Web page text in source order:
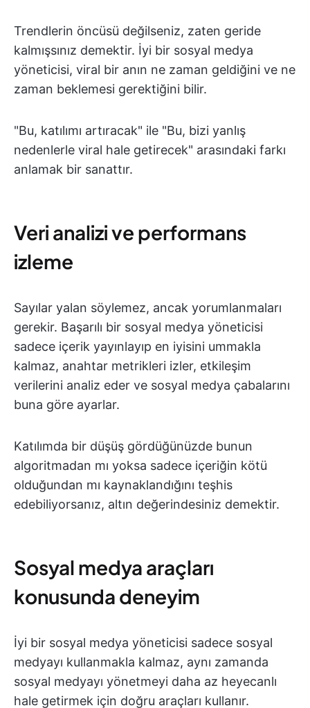
Trendlerin öncüsü değilseniz, zaten geride
kalmışsınız demektir. İyi bir sosyal medya
yöneticisi, viral bir anın ne zaman geldiğini ve ne
zaman beklemesi gerektiğini bilir.
"Bu, katılımı artıracak" ile "Bu, bizi yanlış
nedenlerle viral hale getirecek" arasındaki farkı
anlamak bir sanattır.
Veri analizi ve performans
izleme
Sayılar yalan söylemez, ancak yorumlanmaları
gerekir. Başarılı bir sosyal medya yöneticisi
sadece içerik yayınlayıp en iyisini ummakla
kalmaz, anahtar metrikleri izler, etkileşim
verilerini analiz eder ve sosyal medya çabalarını
buna göre ayarlar.
Katılımda bir düşüş gördüğünüzde bunun
algoritmadan mı yoksa sadece içeriğin kötü
olduğundan mı kaynaklandığını teşhis
edebiliyorsanız, altın değerindesiniz demektir.
Sosyal medya araçları
konusunda deneyim
İyi bir sosyal medya yöneticisi sadece sosyal
medyayı kullanmakla kalmaz, aynı zamanda
sosyal medyayı yönetmeyi daha az heyecanlı
hale getirmek için doğru araçları kullanır.